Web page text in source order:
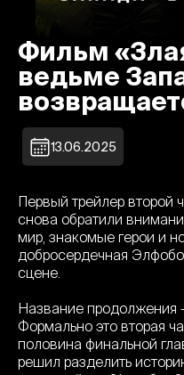
Фильм
ведьме
13.06.2025
Первый трейлер второй
снова обратили
мир, знакомые герои и
добросердечная
сцене.
Название продолжения
Формально это вторая
половина финальной
решил разделить